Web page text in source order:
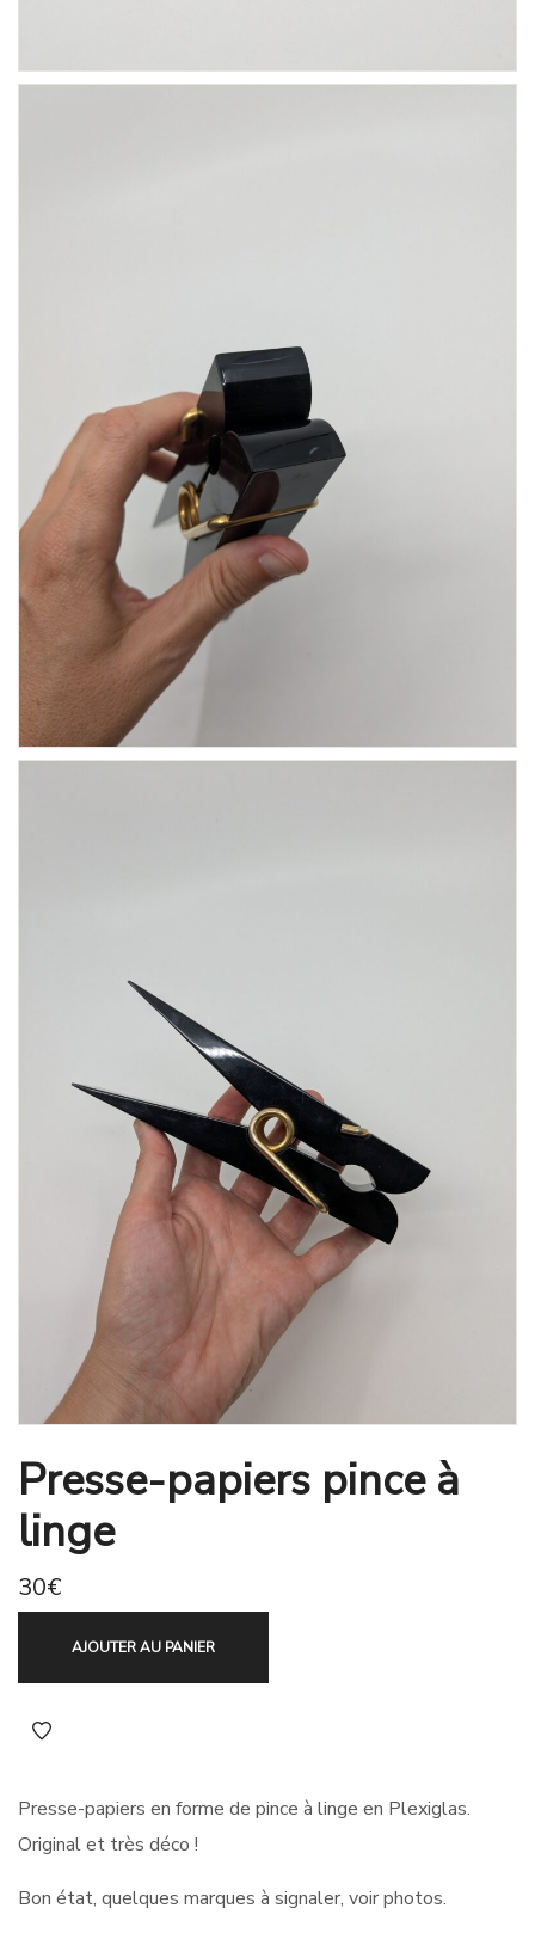
Presse-papiers pince à
linge
30€
AJOUTER AU PANIER
Presse-papiers en forme de pince à linge en Plexiglas.
Original et très déco !
Bon état, quelques marques à signaler, voir photos.